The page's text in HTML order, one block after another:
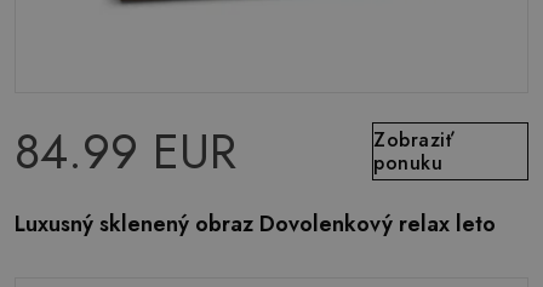
84.99 EUR
Zobraziť
ponuku
Luxusný sklenený obraz Dovolenkový relax leto